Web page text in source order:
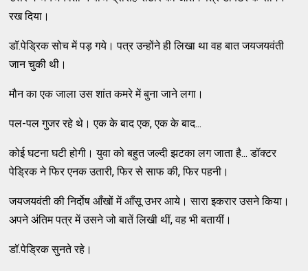
रख दिया।
डॉ.पेड्रिक सोच में पड़ गये। पत्र उन्होंने ही लिखा था वह बात जयजयवंती
जान चुकी थी।
मौन का एक जाला उस शांत कमरे में बुना जाने लगा।
पल-पल गुजर रहे थे। एक के बाद एक, एक के बाद...
कोई घटना घटी होगी। युवा को बहुत जल्दी झटका लग जाता है... डॉक्टर
पेड्रिक ने फिर एनक उतारी, फिर से साफ की, फिर पहनी।
जयजयवंती की निर्दोष आँखों में आँसू उभर आये। सारा इकरार उसने किया।
अपने अंतिम पत्र में उसने जो बातें लिखी थीं, वह भी बतायीं।
डॉ.पेड्रिक सुनते रहे।